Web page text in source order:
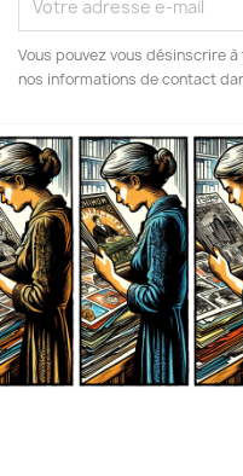
Vous pouvez vous désinscrire
nos informations de contact